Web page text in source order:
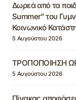
Δωρεά από τα
Summer” του
Κοινωνικό
5 Αυγούστου 2026
ΤΡΟΠΟΠΟΙΗΣΗ
5 Αυγούστου 2026